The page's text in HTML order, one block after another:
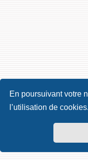
En poursuivant votre
l’utilisation de cookies.